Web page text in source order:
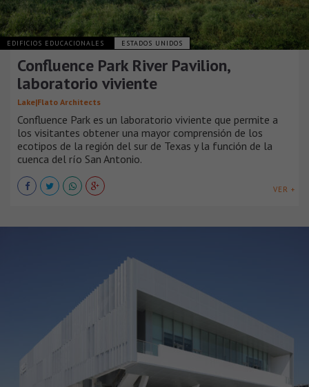
EDIFICIOS EDUCACIONALES ESTADOS UNIDOS
Confluence Park River Pavilion,
laboratorio viviente
Lake|Flato Architects
Confluence Park es un laboratorio viviente que permite a
los visitantes obtener una mayor comprensión de los
ecotipos de la región del sur de Texas y la función de la
cuenca del río San Antonio.
VER +